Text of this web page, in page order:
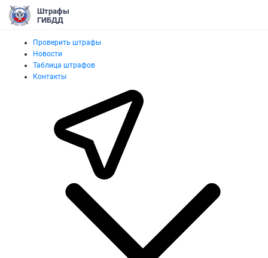
Штрафы
ГИБДД
Проверить штрафы
Новости
Таблица штрафов
Контакты